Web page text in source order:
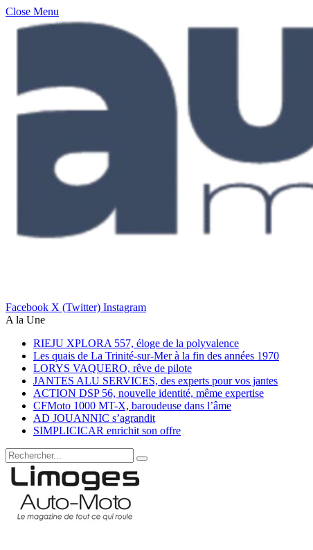
Close Menu
Facebook X (Twitter) Instagram
A la Une
RIEJU XPLORA 557, éloge de la polyvalence
Les quais de La Trinité-sur-Mer à la fin des années 1970
LORYS VAQUERO, rêve de pilote
JANTES ALU SERVICES, des experts pour vos jantes
ACTION DSP 56, nouvelle identité, même expertise
CFMoto 1000 MT-X, baroudeuse dans l’âme
AD JOUANNIC s’agrandit
SIMPLICICAR enrichit son offre